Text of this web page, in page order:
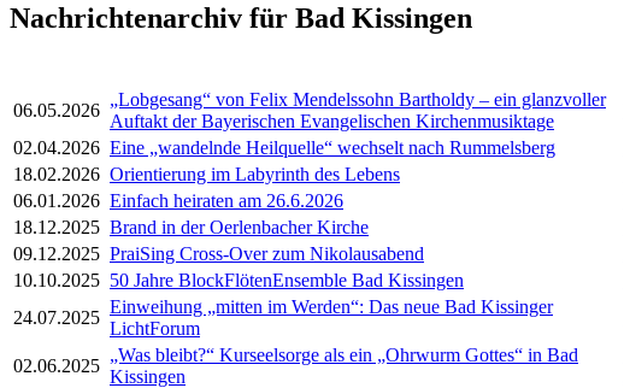
Nachrichtenarchiv für Bad Kissingen
06.05.2026
„Lobgesang“ von Felix Mendelssohn Bartholdy – ein glanzvoller
Auftakt der Bayerischen Evangelischen Kirchenmusiktage
02.04.2026 Eine „wandelnde Heilquelle“ wechselt nach Rummelsberg
18.02.2026 Orientierung im Labyrinth des Lebens
06.01.2026 Einfach heiraten am 26.6.2026
18.12.2025 Brand in der Oerlenbacher Kirche
09.12.2025 PraiSing Cross-Over zum Nikolausabend
10.10.2025 50 Jahre BlockFlötenEnsemble Bad Kissingen
24.07.2025
Einweihung „mitten im Werden“: Das neue Bad Kissinger
LichtForum
02.06.2025
„Was bleibt?“ Kurseelsorge als ein „Ohrwurm Gottes“ in Bad
Kissingen